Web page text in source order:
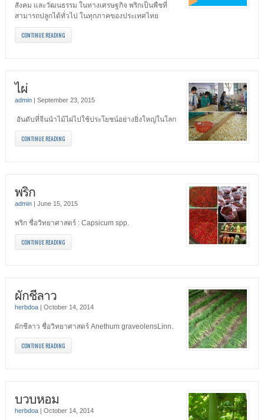
สังคม และวัฒนธรรม ในทางเศรษฐกิจ พริกเป็นพืชที่
สามารถปลูกได้ทั่วไป ในทุกภาคของประเทศไทย
CONTINUE READING
ไผ่
admin| September 23, 2015
อันดับที่จีนนำไม้ไผ่ไปใช้ประโยชน์อย่างยิ่งใหญ่ในโลก
CONTINUE READING
พริก
admin| June 15, 2015
พริก ชื่อวิทยาศาสตร์ : Capsicum spp.
CONTINUE READING
ผักชีลาว
herbdoa| October 14, 2014
ผักชีลาว ชื่อวิทยาศาสตร์ Anethum graveolensLinn.
CONTINUE READING
บวบหอม
herbdoa| October 14, 2014